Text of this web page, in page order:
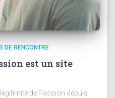
DE RENCONTRE
est un site
de Passion depuis